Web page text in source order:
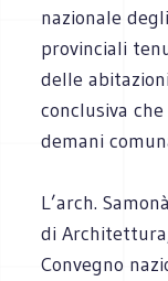
nazionale
provinciali
delle
conclusiva
demani
L’arch.
di
Convegno